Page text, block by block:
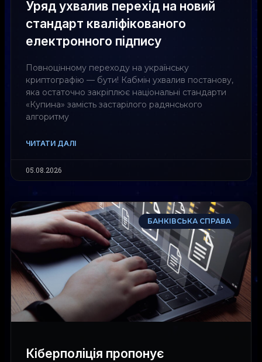
Уряд ухвалив перехід на новий
стандарт кваліфікованого
електронного підпису
Повноцінному переходу на українську
криптографію — бути! Кабмін ухвалив постанову,
яка остаточно закріплює національні стандарти
«Купина» замість застарілого радянського
алгоритму
ЧИТАТИ ДАЛІ
05.08.2026
БАНКІВСЬКА СПРАВА
Кіберполіція пропонує